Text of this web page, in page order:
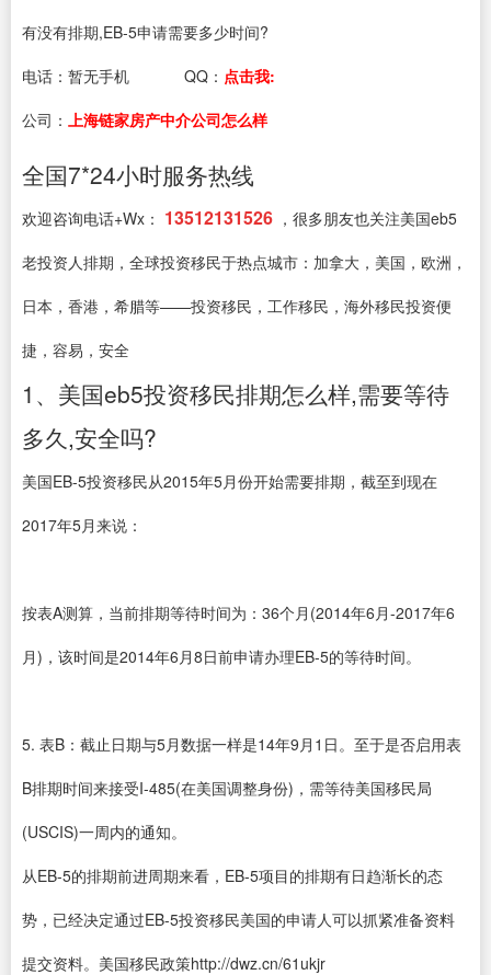
有没有排期,EB-5申请需要多少时间?
电话： 暂无手机 QQ： 点击我:
公司： 上海链家房产中介公司怎么样
全国7*24小时服务热线
欢迎咨询电话+Wx： 13512131526 ，很多朋友也关注美国eb5
老投资人排期，全球投资移民于热点城市：加拿大，美国，欧洲，
日本，香港，希腊等——投资移民，工作移民，海外移民投资便
捷，容易，安全
1、美国eb5投资移民排期怎么样,需要等待
多久,安全吗?
美国EB-5投资移民从2015年5月份开始需要排期，截至到现在
2017年5月来说：
按表A测算，当前排期等待时间为：36个月(2014年6月-2017年6
月)，该时间是2014年6月8日前申请办理EB-5的等待时间。
5. 表B：截止日期与5月数据一样是14年9月1日。至于是否启用表
B排期时间来接受I-485(在美国调整身份)，需等待美国移民局
(USCIS)一周内的通知。
从EB-5的排期前进周期来看，EB-5项目的排期有日趋渐长的态
势，已经决定通过EB-5投资移民美国的申请人可以抓紧准备资料
提交资料。美国移民政策http://dwz.cn/61ukjr